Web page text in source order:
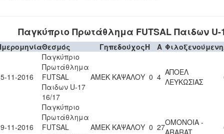
Παγκύπριο Πρωτάθλημα FUTSAL Παιδων U-
Θεσμός ΓηπεδούχοςH A Φιλοξενούμενη
11-2016
Παγκύπριο
Πρωτάθλημα
FUTSAL
Παιδων U-17
16/17
ΑΜΕΚ ΚΑΨΑΛΟΥ 0 4 ΑΠΟΕΛ
ΛΕΥΚΩΣΙΑΣ
11-2016
Παγκύπριο
Πρωτάθλημα
FUTSAL
ΑΜΕΚ ΚΑΨΑΛΟΥ 0 27ΟΜΟΝΟΙΑ -
ARARAT